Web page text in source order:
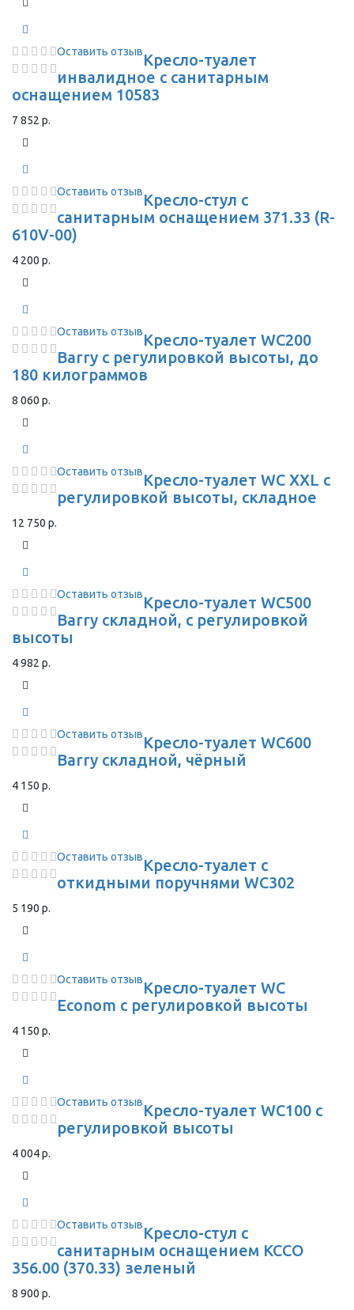
Оставить отзывКресло-туалет
инвалидное с санитарным
оснащением 10583
7 852 р.
Оставить отзывКресло-стул с
санитарным оснащением 371.33 (R-
610V-00)
4 200 р.
Оставить отзывКресло-туалет WC200
Barry с регулировкой высоты, до
180 килограммов
8 060 р.
Оставить отзывКресло-туалет WC XXL с
регулировкой высоты, складное
12 750 р.
Оставить отзывКресло-туалет WC500
Barry складной, с регулировкой
высоты
4 982 р.
Оставить отзывКресло-туалет WC600
Barry складной, чёрный
4 150 р.
Оставить отзывКресло-туалет с
откидными поручнями WC302
5 190 р.
Оставить отзывКресло-туалет WC
Econom с регулировкой высоты
4 150 р.
Оставить отзывКресло-туалет WC100 с
регулировкой высоты
4 004 р.
Оставить отзывКресло-стул с
санитарным оснащением КССО
356.00 (370.33) зеленый
8 900 р.